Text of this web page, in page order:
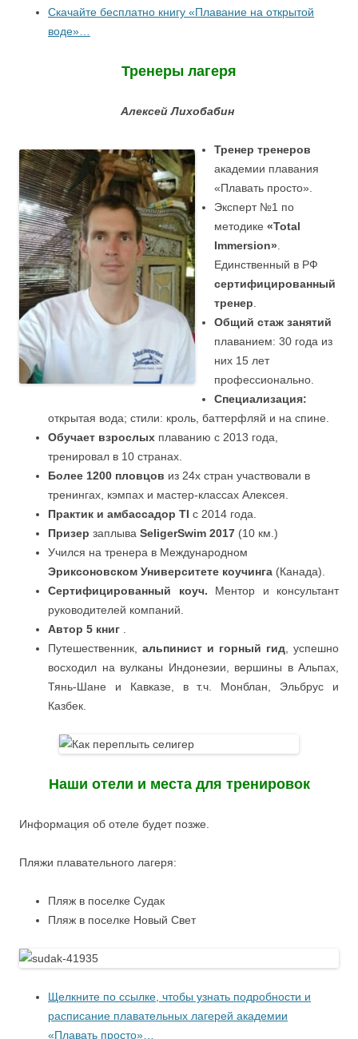
Скачайте бесплатно книгу «Плавание на открытой
воде»…
Тренеры лагеря
Алексей Лихобабин
Тренер тренеров
академии плавания
«Плавать просто».
Эксперт №1 по
методике «Total
Immersion»
Единственный в РФ
сертифицированный
тренер
Общий стаж занятий
плаванием: 30 года из
них 15 лет
профессионально.
Специализация:
открытая вода; стили: кроль, баттерфляй и на спине.
Обучает взрослых плаванию с 2013 года,
тренировал в 10 странах.
Более 1200 пловцов из 24х стран участвовали в
тренингах, кэмпах и мастер-классах Алексея.
Практик и амбассадор TI c 2014 года.
Призер заплыва SeligerSwim 2017 (10 км.)
Учился на тренера в Международном
Эриксоновском Университете коучинга (Канада).
Сертифицированный коуч. Ментор и консультант
руководителей компаний.
Автор 5 книг
Путешественник, альпинист и горный гид , успешно
восходил на вулканы Индонезии, вершины в Альпах,
Тянь-Шане и Кавказе, в т.ч. Монблан, Эльбрус и
Казбек.
Наши отели и места для тренировок
Информация об отеле будет позже.
Пляжи плавательного лагеря:
Пляж в поселке Судак
Пляж в поселке Новый Свет
Щелкните по ссылке, чтобы узнать подробности и
расписание плавательных лагерей академии
«Плавать просто»…